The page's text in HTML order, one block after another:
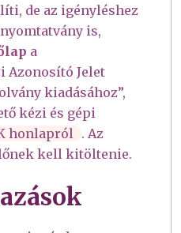
de az igényléshez
is,
a
Azonosító Jelet
kiadásához”,
kézi és gépi
honlapról
. Az
kell kitöltenie.